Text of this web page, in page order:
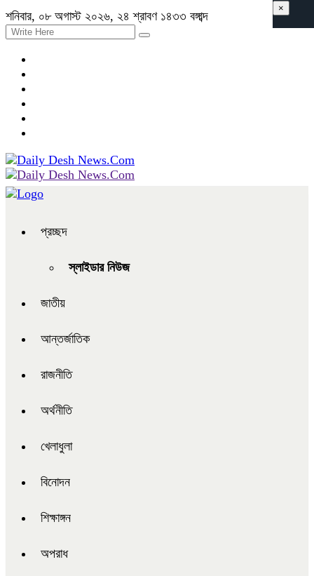
শনিবার, ০৮ অগাস্ট ২০২৬, ২৪ শ্রাবণ ১৪৩৩ বঙ্গাব্দ
প্রচ্ছদ
স্লাইডার নিউজ
জাতীয়
আন্তর্জাতিক
রাজনীতি
অর্থনীতি
খেলাধুলা
বিনোদন
শিক্ষাঙ্গন
অপরাধ
×